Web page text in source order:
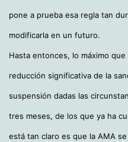
pone a prueba esa regla tan
modificarla en un futuro.
Hasta entonces, lo máximo
reducción significativa de la
suspensión dadas las
tres meses, de los que ya ha
está tan claro es que la AMA